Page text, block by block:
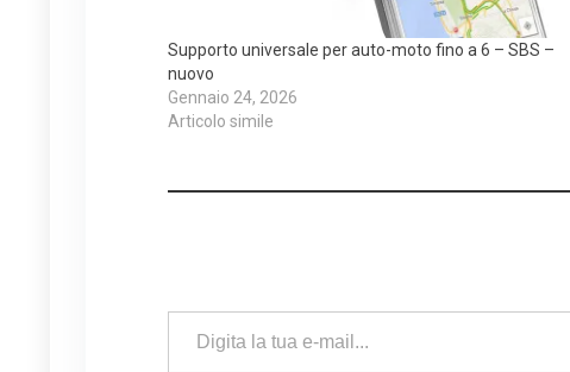
Supporto universale per auto-moto fino a 6 – SBS –
nuovo
Gennaio 24, 2026
Articolo simile
Digita la tua e-mail...